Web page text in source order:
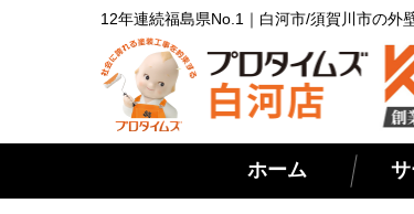
12年連続福島県No.1｜白河市/須賀川市の外
ホーム